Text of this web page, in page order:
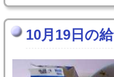
10月19日の